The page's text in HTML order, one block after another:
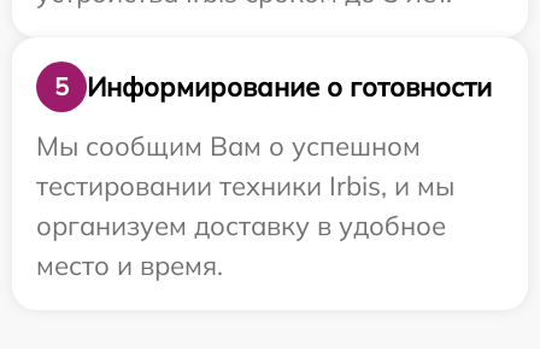
5
Информирование о готовности
Мы сообщим Вам о успешном
тестировании техники Irbis, и мы
организуем доставку в удобное
место и время.